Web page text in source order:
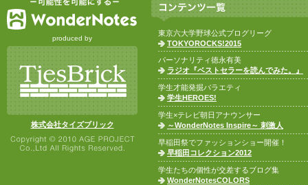
produced by
株式会社タイズブリック
東京六大学野球公式ブログリーグ
TOKYOROCKS!2015
パーソナリティ徳永有美
ラジオ『ベストセラーを読んでみた。』
学生才能発掘バラエティ
学生HEROES!
学生×テレビ朝日アナウンサー
～WonderNotes Inspire～ 刺激人
早稲田祭でファッションショー開催！
早稲田コレクション2012
学生たちの個性が交差するブログ集
WonderNotesCOLORS